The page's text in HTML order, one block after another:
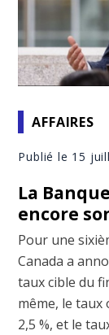
AFFAIRES
Publié le 15
La
encore
Pour une
Canada a
taux cible du
même, le taux
2,5 %, et le